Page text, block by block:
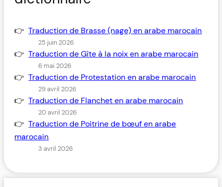
Traduction de Brasse (nage) en arabe marocain
25 juin 2026
Traduction de Gîte à la noix en arabe marocain
6 mai 2026
Traduction de Protestation en arabe marocain
29 avril 2026
Traduction de Flanchet en arabe marocain
20 avril 2026
Traduction de Poitrine de bœuf en arabe
marocain
3 avril 2026